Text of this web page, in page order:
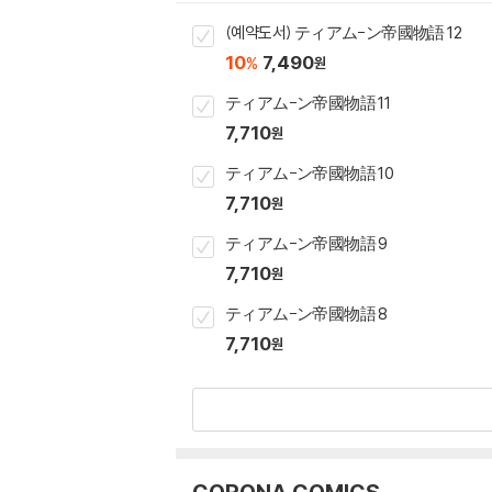
(예약도서) ティアム-ン帝國物語 12
10% 7,490원
ティアム-ン帝國物語 11
7,710원
ティアム-ン帝國物語 10
7,710원
ティアム-ン帝國物語 9
7,710원
ティアム-ン帝國物語 8
7,710원